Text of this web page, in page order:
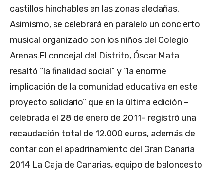
castillos hinchables en las zonas aledañas.
Asimismo, se celebrará en paralelo un concierto
musical organizado con los niños del Colegio
Arenas.El concejal del Distrito, Óscar Mata
resaltó “la finalidad social” y “la enorme
implicación de la comunidad educativa en este
proyecto solidario” que en la última edición –
celebrada el 28 de enero de 2011– registró una
recaudación total de 12.000 euros, además de
contar con el apadrinamiento del Gran Canaria
2014 La Caja de Canarias, equipo de baloncesto